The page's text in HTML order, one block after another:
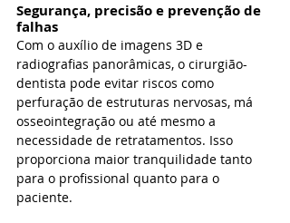
Segurança, precisão e prevenção de
falhas
Com o auxílio de imagens 3D e
radiografias panorâmicas, o cirurgião-
dentista pode evitar riscos como
perfuração de estruturas nervosas, má
osseointegração ou até mesmo a
necessidade de retratamentos. Isso
proporciona maior tranquilidade tanto
para o profissional quanto para o
paciente.